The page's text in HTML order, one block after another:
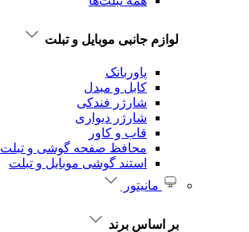
لوازم جانبی موبایل و تبلت
پاوربانک
کابل و مبدل
شارژر فندکی
شارژر دیواری
قاب و کاور
محافظ صفحه گوشی و تبلت
استند گوشی موبایل و تبلت
مانیتور
بر اساس برند